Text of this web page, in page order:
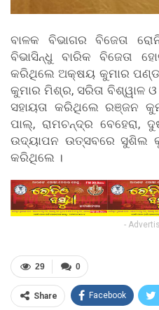
ବାଳକ ବିଭାଗର ବିଜେତା
ବିଭାସିନ୍ଧୁ ବାରିକ ବିଜେତା
କରିଥିଲେ ଅକ୍ଷୟ କୁମାର
କୁମାର ମିଶ୍ର, ସରିତା ବିଶ୍ୱାଳ ଓ
ସହାୟତା କରିଥିଲେ ରଞ୍ଜନ
ପାଲ୍, ରାମଚନ୍ଦ୍ର ବେହେରା,
ଉଦ୍ୟାପନ ଉତ୍ସବରେ ସୁଶିଲ
କରିଥିଲେ ।
-
0
29
Share Facebook